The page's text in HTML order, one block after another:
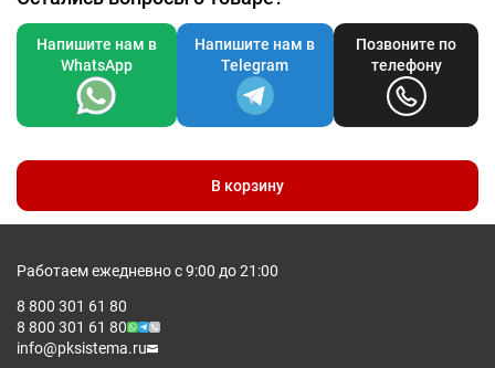
Напишите нам в
WhatsApp
Напишите нам в
Telegram
Позвоните по
телефону
В корзину
Работаем ежедневно с 9:00 до 21:00
8 800 301 61 80
8 800 301 61 80
info@pksistema.ru